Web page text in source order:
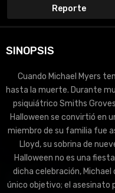
Reporte
SINOPSIS
Cuando Michael Myers
hasta la muerte. Durante
psiquiátrico Smiths
Halloween se convirtió en
miembro de su familia fue
Lloyd, su sobrina de
Halloween no es una
dicha celebración,
único objetivo; el asesinato